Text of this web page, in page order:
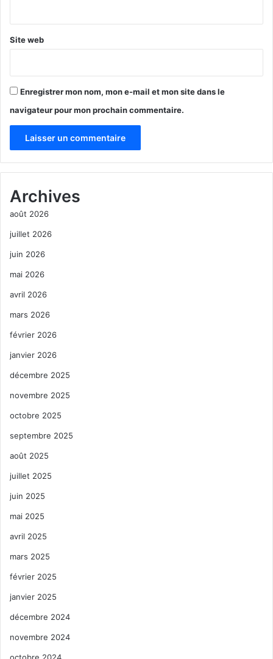
le courrier de floride
Site web
Enregistrer mon nom, mon e-mail et mon site dans le
navigateur pour mon prochain commentaire.
t
e
r
n
:
Archives
août 2026
juillet 2026
juin 2026
mai 2026
avril 2026
mars 2026
février 2026
janvier 2026
décembre 2025
novembre 2025
octobre 2025
septembre 2025
août 2025
juillet 2025
juin 2025
mai 2025
avril 2025
mars 2025
février 2025
janvier 2025
décembre 2024
novembre 2024